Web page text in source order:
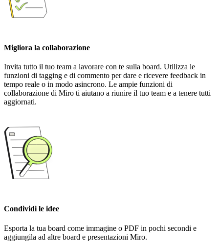
Migliora la collaborazione
Invita tutto il tuo team a lavorare con te sulla board. Utilizza le
funzioni di tagging e di commento per dare e ricevere feedback in
tempo reale o in modo asincrono. Le ampie funzioni di
collaborazione di Miro ti aiutano a riunire il tuo team e a tenere tutti
aggiornati.
Condividi le idee
Esporta la tua board come immagine o PDF in pochi secondi e
aggiungila ad altre board e presentazioni Miro.